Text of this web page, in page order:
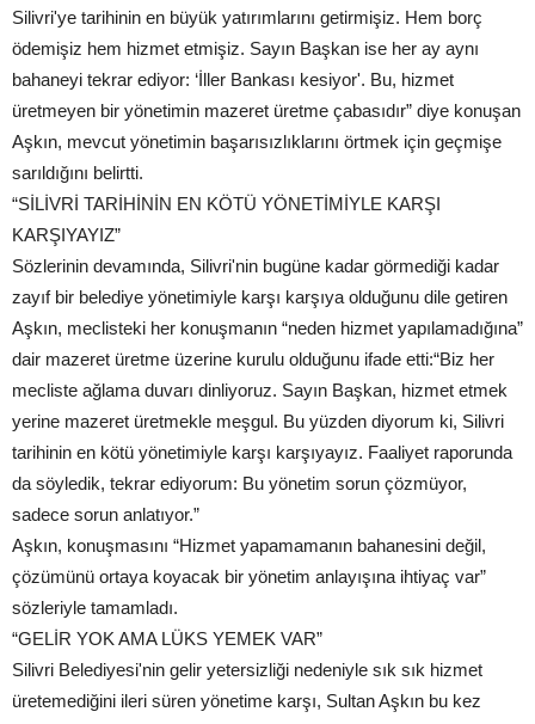
Silivri'ye tarihinin en büyük yatırımlarını getirmişiz. Hem borç
ödemişiz hem hizmet etmişiz. Sayın Başkan ise her ay aynı
bahaneyi tekrar ediyor: ‘İller Bankası kesiyor'. Bu, hizmet
üretmeyen bir yönetimin mazeret üretme çabasıdır” diye konuşan
Aşkın, mevcut yönetimin başarısızlıklarını örtmek için geçmişe
sarıldığını belirtti.
“SİLİVRİ TARİHİNİN EN KÖTÜ YÖNETİMİYLE KARŞI
KARŞIYAYIZ”
Sözlerinin devamında, Silivri'nin bugüne kadar görmediği kadar
zayıf bir belediye yönetimiyle karşı karşıya olduğunu dile getiren
Aşkın, meclisteki her konuşmanın “neden hizmet yapılamadığına”
dair mazeret üretme üzerine kurulu olduğunu ifade etti:“Biz her
mecliste ağlama duvarı dinliyoruz. Sayın Başkan, hizmet etmek
yerine mazeret üretmekle meşgul. Bu yüzden diyorum ki, Silivri
tarihinin en kötü yönetimiyle karşı karşıyayız. Faaliyet raporunda
da söyledik, tekrar ediyorum: Bu yönetim sorun çözmüyor,
sadece sorun anlatıyor.”
Aşkın, konuşmasını “Hizmet yapamamanın bahanesini değil,
çözümünü ortaya koyacak bir yönetim anlayışına ihtiyaç var”
sözleriyle tamamladı.
“GELİR YOK AMA LÜKS YEMEK VAR”
Silivri Belediyesi'nin gelir yetersizliği nedeniyle sık sık hizmet
üretemediğini ileri süren yönetime karşı, Sultan Aşkın bu kez